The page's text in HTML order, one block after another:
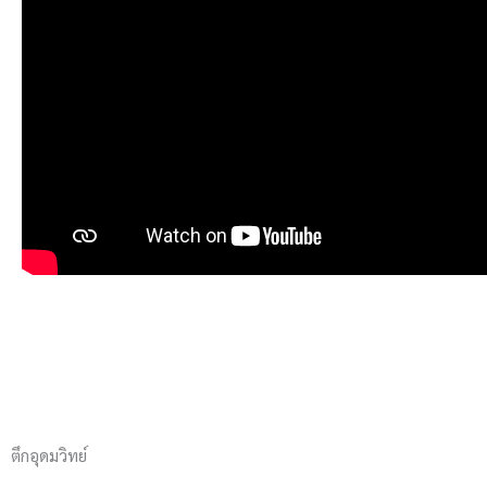
ตึกอุดมวิทย์